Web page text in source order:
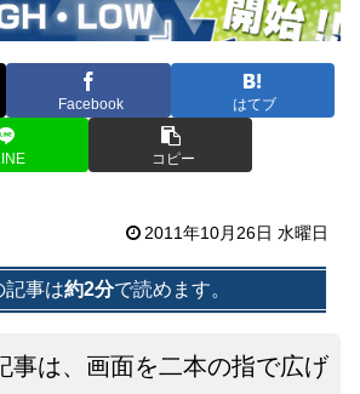
Facebook はてブ
コピー
2011年10月26日 水曜日
記事は約2分で読めます。
事は、画面を二本の指で広げ